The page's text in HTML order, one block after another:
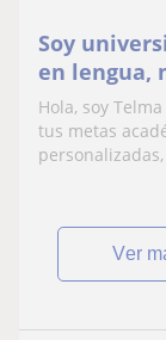
Soy
en lengua,
Hola, soy
tus metas
ver